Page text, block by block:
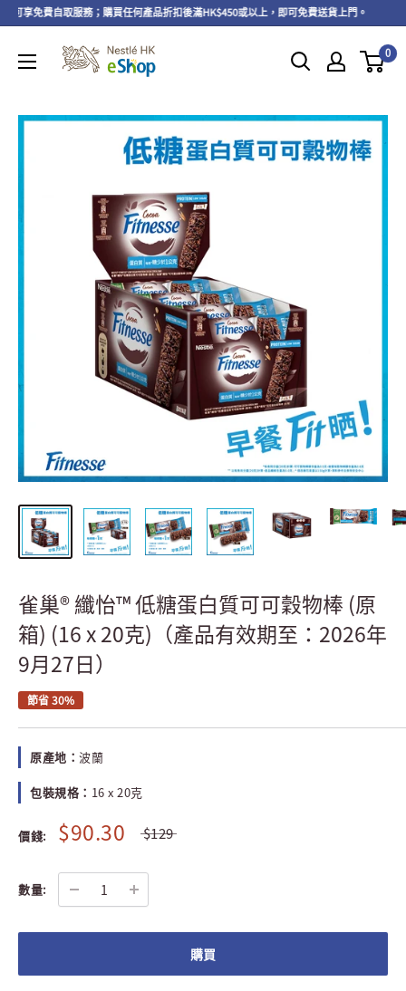
可享免費自取服務；購買任何產品折扣後滿HK$450或以上，即可免費送貨上門。
0
雀巢® 纖怡™ 低糖蛋白質可可穀物棒 (原
箱) (16 x 20克)（產品有效期至：2026年
9月27日）
節省 30%
原產地： 波蘭
包裝規格： 16 x 20克
價錢: $90.30 $129
數量:
購買